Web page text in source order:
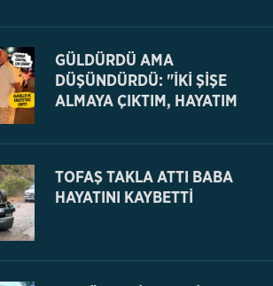
GÜLDÜRDÜ AMA
DÜŞÜNDÜRDÜ: "İKİ ŞİŞE
ALMAYA ÇIKTIM, HAYATIM
TOFAŞ TAKLA ATTI BABA
HAYATINI KAYBETTİ